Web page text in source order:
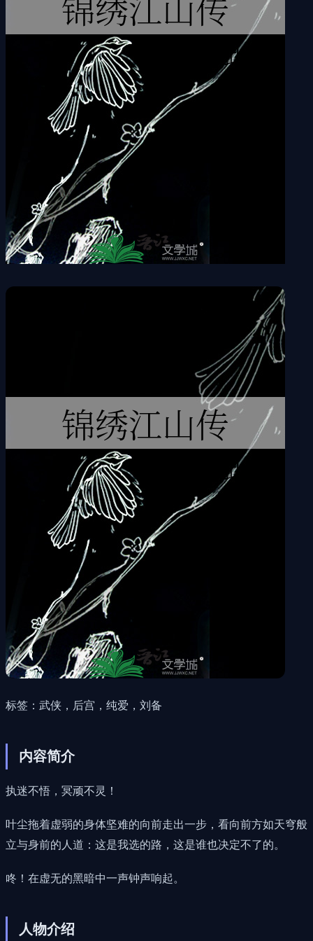
标签：武侠，后宫，纯爱，刘备
内容简介
执迷不悟，冥顽不灵！
叶尘拖着虚弱的身体坚难的向前走出一步，看向前方如天穹般
立与身前的人道：这是我选的路，这是谁也决定不了的。
咚！在虚无的黑暗中一声钟声响起。
人物介绍